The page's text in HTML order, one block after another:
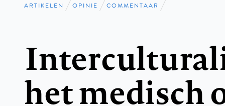
Kruimelpad
ARTIKELEN OPINIE COMMENTAAR
het medisch